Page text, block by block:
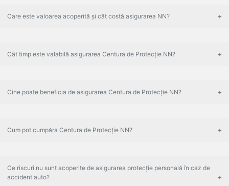
Care este valoarea acoperită și cât costă asigurarea NN?
Cât timp este valabilă asigurarea Centura de Protecție NN?
Cine poate beneficia de asigurarea Centura de Protecție NN?
Cum pot cumpăra Centura de Protecție NN?
Ce riscuri nu sunt acoperite de asigurarea protecție personală în caz de
accident auto?